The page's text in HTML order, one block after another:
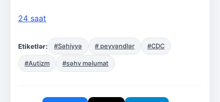
24 saat
Etiketlər: #Səhiyyə # peyvəndlər #CDC
#Autizm #səhv məlumat